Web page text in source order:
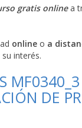
gratis onlinea
online o a
su interés.
DE